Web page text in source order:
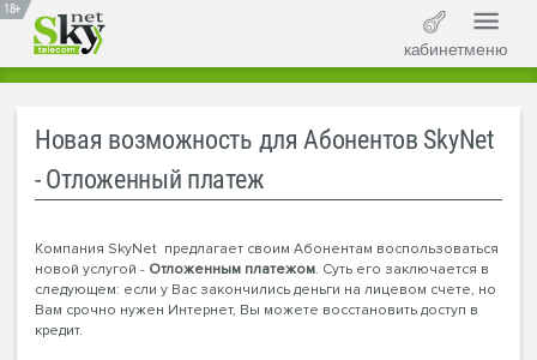
18+
кабинетменю
Новая возможность для Абонентов SkyNet
- Отложенный платеж
Компания SkyNet предлагает своим Абонентам воспользоваться
новой услугой - Отложенным платежом. Суть его заключается в
следующем: если у Вас закончились деньги на лицевом счете, но
Вам срочно нужен Интернет, Вы можете восстановить доступ в
кредит.